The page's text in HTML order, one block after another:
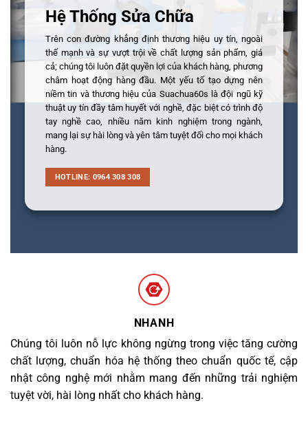
Hệ Thống Sửa Chữa
Trên con đường khẳng định thương hiệu uy tín, ngoài
thế mạnh và sự vượt trội về chất lượng sản phẩm, giá
cả; chúng tôi luôn đặt quyền lợi của khách hàng, phương
châm hoạt động hàng đầu. Một yếu tố tạo dựng nên
niềm tin và thương hiệu của Suachua60s là đội ngũ kỹ
thuật uy tín đầy tâm huyết với nghề, đặc biệt có trình độ
tay nghề cao, nhiều năm kinh nghiệm trong ngành,
mang lại sự hài lòng và yên tâm tuyệt đối cho mọi khách
hàng.
HOTLINE: 0964 308 308
NHANH
Chúng tôi luôn nỗ lực không ngừng trong việc tăng cường
chất lượng, chuẩn hóa hệ thống theo chuẩn quốc tế, cập
nhật công nghệ mới nhằm mang đến những trải nghiệm
tuyệt vời, hài lòng nhất cho khách hàng.